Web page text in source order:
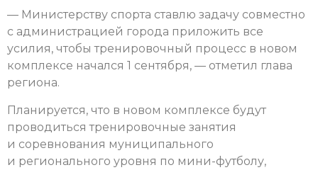
— Министерству спорта ставлю задачу совместно
с администрацией города приложить все
усилия, чтобы тренировочный процесс в новом
комплексе начался 1 сентября, — отметил глава
региона.
Планируется, что в новом комплексе будут
проводиться тренировочные занятия
и соревнования муниципального
и регионального уровня по мини-футболу,